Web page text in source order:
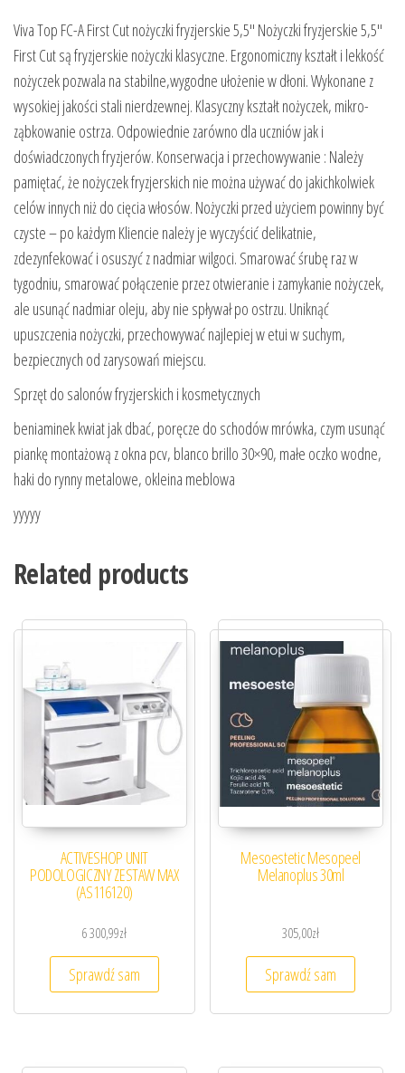
Viva Top FC-A First Cut nożyczki fryzjerskie 5,5″ Nożyczki fryzjerskie 5,5″
First Cut są fryzjerskie nożyczki klasyczne. Ergonomiczny kształt i lekkość
nożyczek pozwala na stabilne,wygodne ułożenie w dłoni. Wykonane z
wysokiej jakości stali nierdzewnej. Klasyczny kształt nożyczek, mikro-
ząbkowanie ostrza. Odpowiednie zarówno dla uczniów jak i
doświadczonych fryzjerów. Konserwacja i przechowywanie : Należy
pamiętać, że nożyczek fryzjerskich nie można używać do jakichkolwiek
celów innych niż do cięcia włosów. Nożyczki przed użyciem powinny być
czyste – po każdym Kliencie należy je wyczyścić delikatnie,
zdezynfekować i osuszyć z nadmiar wilgoci. Smarować śrubę raz w
tygodniu, smarować połączenie przez otwieranie i zamykanie nożyczek,
ale usunąć nadmiar oleju, aby nie spływał po ostrzu. Uniknąć
upuszczenia nożyczki, przechowywać najlepiej w etui w suchym,
bezpiecznych od zarysowań miejscu.
Sprzęt do salonów fryzjerskich i kosmetycznych
beniaminek kwiat jak dbać, poręcze do schodów mrówka, czym usunąć
piankę montażową z okna pcv, blanco brillo 30×90, małe oczko wodne,
haki do rynny metalowe, okleina meblowa
yyyyy
Related products
ACTIVESHOP UNIT
PODOLOGICZNY ZESTAW MAX
(AS116120)
6 300,99zł
Sprawdź sam
Mesoestetic Mesopeel
Melanoplus 30ml
305,00zł
Sprawdź sam